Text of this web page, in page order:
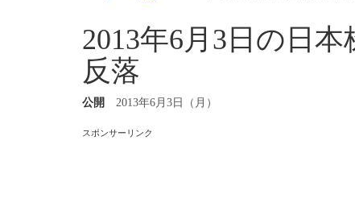
2013年6月3日の日
反落
公開 2013年6月3日（月）
スポンサーリンク